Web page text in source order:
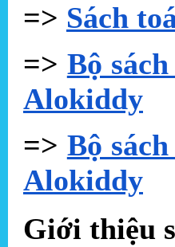
=> Sách
=> Bộ
Alokiddy
=> Bộ
Alokiddy
Giới thiệu